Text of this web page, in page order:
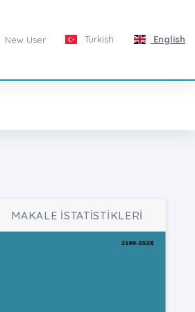
New User Turkish English
MAKALE İSTATİSTİKLERİ